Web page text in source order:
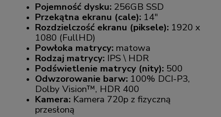
Pojemność dysku: 256GB SSD
Przekątna ekranu (cale): 14"
Rozdzielczość ekranu (piksele): 1920 x
1080 (FullHD)
Powłoka matrycy: matowa
Rodzaj matrycy: IPS \ HDR
Podświetlenie matrycy (nity): 500
Odwzorowanie barw: 100% DCI-P3,
Dolby Vision™, HDR 400
Kamera: Kamera 720p z fizyczną
przesłoną